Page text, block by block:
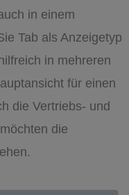
in einem
Tab als Anzeigetyp
in mehreren
für einen
die Vertriebs- und
die